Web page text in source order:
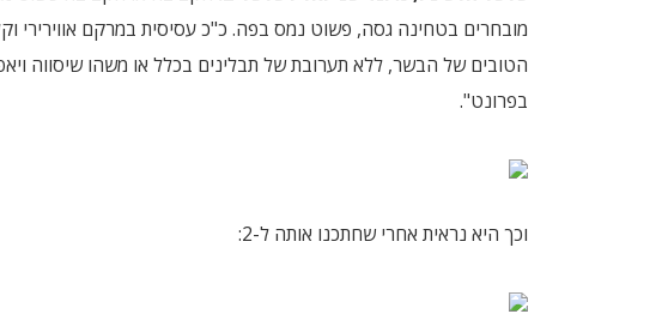
מובחרים בטחינה גסה, פשוט נמס בפה. כ"כ עסיסית במרקם אווירירי
הטובים של הבשר, ללא תערובת של תבלינים בכלל או משהו שיסווה
בפרונט".
וכך היא נראית אחרי שחתכנו אותה ל-2: